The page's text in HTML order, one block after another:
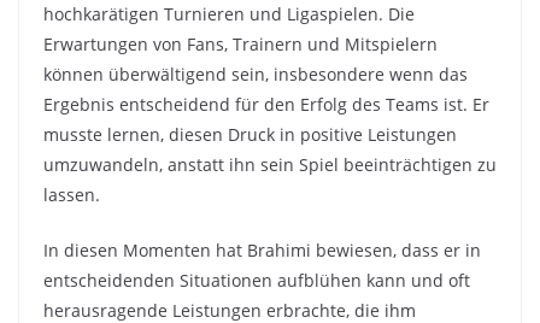
hochkarätigen Turnieren und Ligaspielen. Die
Erwartungen von Fans, Trainern und Mitspielern
können überwältigend sein, insbesondere wenn das
Ergebnis entscheidend für den Erfolg des Teams ist. Er
musste lernen, diesen Druck in positive Leistungen
umzuwandeln, anstatt ihn sein Spiel beeinträchtigen zu
lassen.
In diesen Momenten hat Brahimi bewiesen, dass er in
entscheidenden Situationen aufblühen kann und oft
herausragende Leistungen erbrachte, die ihm